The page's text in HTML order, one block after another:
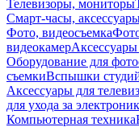
Телевизоры, мониторы
Смарт-часы,
Фото, видеосъемка
видеокамер
Оборудование для
съемкиВспышки
Аксессуары для
для ухода за
Компьютерная техника